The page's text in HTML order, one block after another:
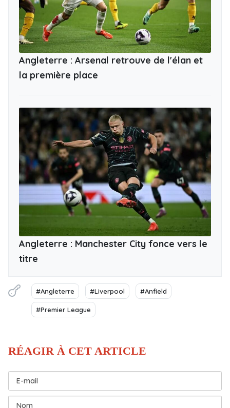
Angleterre : Arsenal retrouve de l'élan et
la première place
Angleterre : Manchester City fonce vers le
titre
#Angleterre #Liverpool #Anfield
#Premier League